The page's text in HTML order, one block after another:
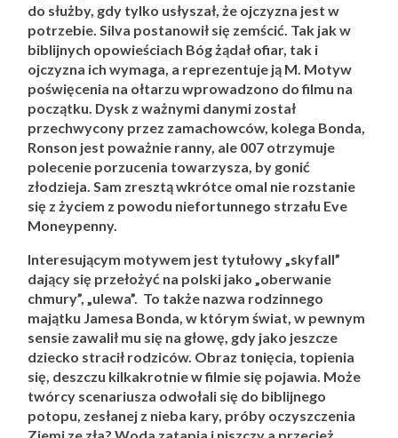
do służby, gdy tylko usłyszał, że ojczyzna jest w
potrzebie. Silva postanowił się zemścić. Tak jak w
biblijnych opowieściach Bóg żądał ofiar, tak i
ojczyzna ich wymaga, a reprezentuje ją M. Motyw
poświęcenia na ołtarzu wprowadzono do filmu na
początku. Dysk z ważnymi danymi został
przechwycony przez zamachowców, kolega Bonda,
Ronson jest poważnie ranny, ale 007 otrzymuje
polecenie porzucenia towarzysza, by gonić
złodzieja. Sam zresztą wkrótce omal nie rozstanie
się z życiem z powodu niefortunnego strzału Eve
Moneypenny.
Interesującym motywem jest tytułowy „skyfall”
dający się przełożyć na polski jako „oberwanie
chmury”, „ulewa”. To także nazwa rodzinnego
majątku Jamesa Bonda, w którym świat, w pewnym
sensie zawalił mu się na głowę, gdy jako jeszcze
dziecko stracił rodziców. Obraz tonięcia, topienia
się, deszczu kilkakrotnie w filmie się pojawia. Może
twórcy scenariusza odwołali się do biblijnego
potopu, zesłanej z nieba kary, próby oczyszczenia